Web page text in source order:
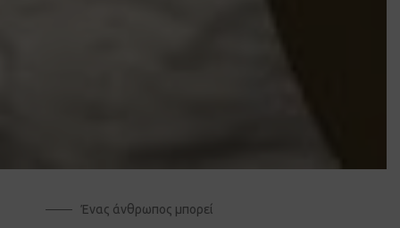
Ένας άνθρωπος μπορεί